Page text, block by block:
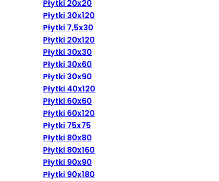
Płytki 20x20
Płytki 30x120
Płytki 7,5x30
Płytki 20x120
Płytki 30x30
Płytki 30x60
Płytki 30x90
Płytki 40x120
Płytki 60x60
Płytki 60x120
Płytki 75x75
Płytki 80x80
Płytki 80x160
Płytki 90x90
Płytki 90x180